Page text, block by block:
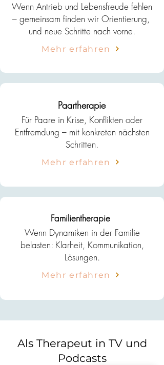
Wenn Antrieb und Lebensfreude fehlen
– gemeinsam finden wir Orientierung,
und neue Schritte nach vorne.
Mehr erfahren
Paartherapie
Für Paare in Krise, Konflikten oder
Entfremdung – mit konkreten nächsten
Schritten.
Mehr erfahren
Familientherapie
Wenn Dynamiken in der Familie
belasten: Klarheit, Kommunikation,
Lösungen.
Mehr erfahren
Als Therapeut in TV und
Podcasts